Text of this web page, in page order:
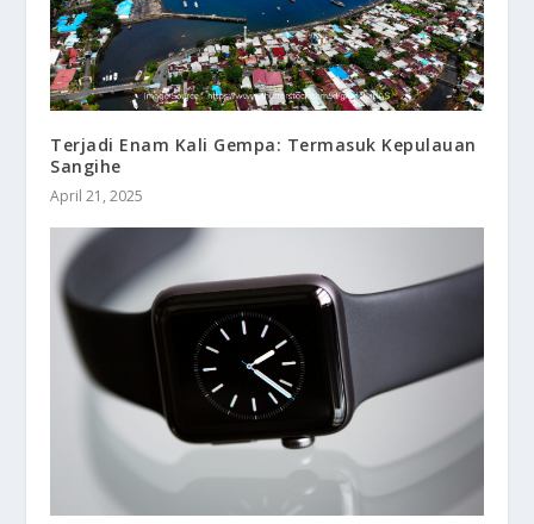
Terjadi Enam Kali Gempa: Termasuk Kepulauan
Sangihe
April 21, 2025